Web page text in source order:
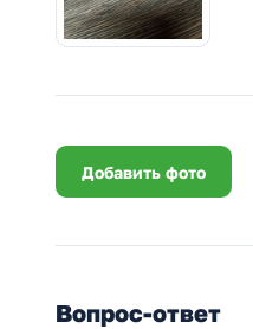
Добавить фото
Вопрос-ответ